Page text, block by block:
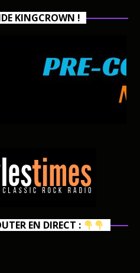
KINGCROWN !
EN DIRECT :